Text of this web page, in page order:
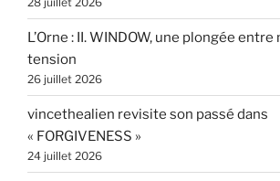
L’Orne : II. WINDOW, une plongée
tension
26 juillet 2026
vincethealien revisite son passé dans
« FORGIVENESS »
24 juillet 2026